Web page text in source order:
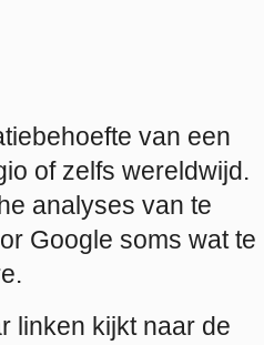
van een
of zelfs wereldwijd.
analyses van te
Google soms wat te
linken kijkt naar de